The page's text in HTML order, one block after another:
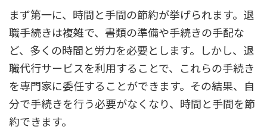
まず第一に、時間と手間の節約が挙げられます。退
職手続きは複雑で、書類の準備や手続きの手配な
ど、多くの時間と労力を必要とします。しかし、退
職代行サービスを利用することで、これらの手続き
を専門家に委任することができます。その結果、自
分で手続きを行う必要がなくなり、時間と手間を節
約できます。